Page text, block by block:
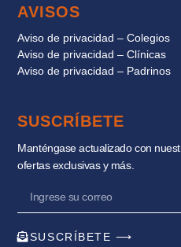
AVISOS
Aviso de privacidad – Colegios
Aviso de privacidad – Clínicas
Aviso de privacidad – Padrinos
SUSCRÍBETE
Manténgase actualizado con
ofertas exclusivas y más.
SUSCRÍBETE ⟶